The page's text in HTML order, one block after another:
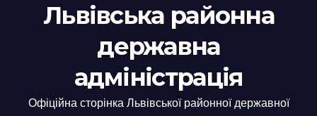
Львівська районна
державна
адміністрація
Офіційна сторінка Львівської районної державної